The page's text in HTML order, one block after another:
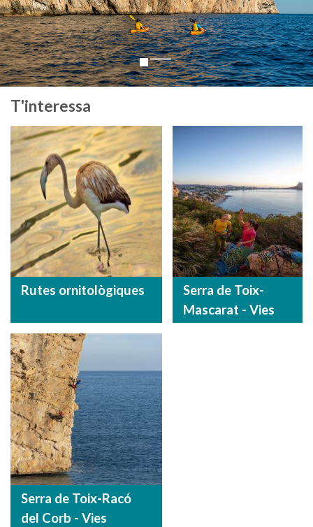
T'interessa
Rutes ornitològiques
Serra de Toix-
Mascarat - Vies
Serra de Toix-Racó
del Corb - Vies